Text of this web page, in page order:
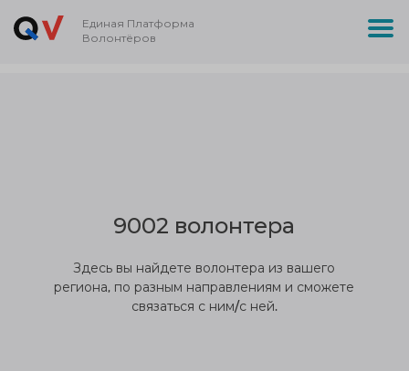
Единая Платформа
Волонтёров
9002 волонтера
Здесь вы найдете волонтера из вашего
региона, по разным направлениям и сможете
связаться с ним/с ней.